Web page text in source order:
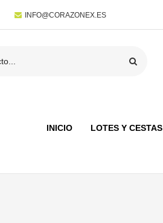
INFO@CORAZONEX.ES
INICIO LOTES Y CESTAS